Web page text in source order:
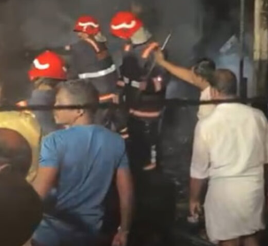
NEWS STATE KALOTSAVAM
നിക്ഷേപകന്‍
കട്ടപ്പനയില്‍ ഇന്ന്
പിതാവും രണ്ടാനമ്മയും